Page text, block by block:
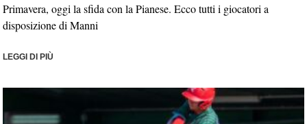
Primavera, oggi la sfida con la Pianese. Ecco tutti i giocatori a
disposizione di Manni
LEGGI DI PIÙ